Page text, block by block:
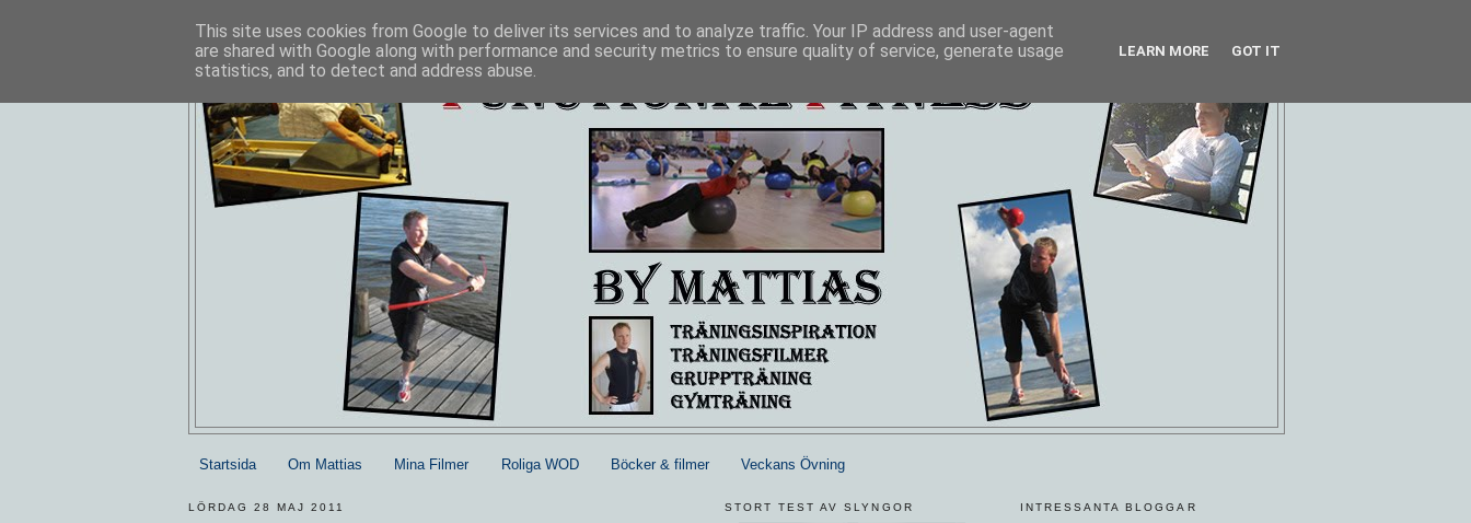
Startsida Om Mattias Mina Filmer Roliga WOD Böcker & filmer Veckans Övning
LÖRDAG 28 MAJ 2011 INTRESSANTA BLOGGAR
STORT TEST AV SLYNGOR
This site uses cookies from Google to deliver its services and to analyze traffic. Your IP address and user-agent
are shared with Google along with performance and security metrics to ensure quality of service, generate usage
statistics, and to detect and address abuse.
LEARN MORE GOT IT